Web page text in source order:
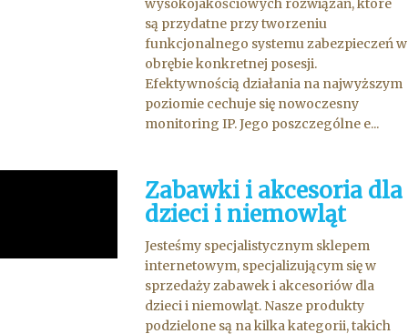
wysokojakościowych rozwiązań, które
są przydatne przy tworzeniu
funkcjonalnego systemu zabezpieczeń w
obrębie konkretnej posesji.
Efektywnością działania na najwyższym
poziomie cechuje się nowoczesny
monitoring IP. Jego poszczególne e...
Zabawki i akcesoria dla
dzieci i niemowląt
Jesteśmy specjalistycznym sklepem
internetowym, specjalizującym się w
sprzedaży zabawek i akcesoriów dla
dzieci i niemowląt. Nasze produkty
podzielone są na kilka kategorii, takich